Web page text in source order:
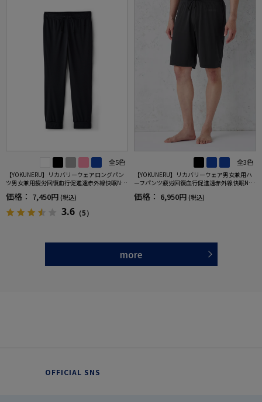
全5色
【YOKUNERU】リカバリーウェアロングパン
ツ男女兼用疲労回復血行促進遠赤外線快眠NA
NOMIX(R)【一般医療機器】SS～LLサイズ
価格： 7,450円 (税込)
3.6 （5）
全3色
【YOKUNERU】リカバリーウェア男女兼用ハ
ーフパンツ疲労回復血行促進遠赤外線快眠NA
NOMIX(R)【一般医療機器】SS～LLサイズ
価格： 6,950円 (税込)
more
OFFICIAL SNS